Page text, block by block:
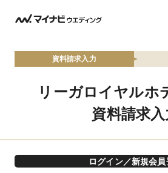
資料請求入力
リーガロイヤルホ
資料請求入
ログイン／新規会